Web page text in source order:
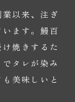
以来、注ぎ
ます。鰻百
焼きするた
タレが染み
美味しいと